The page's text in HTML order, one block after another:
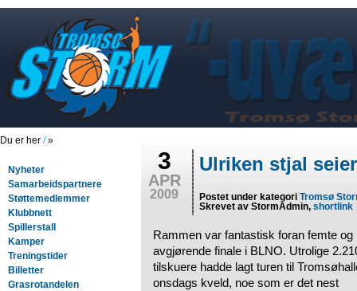
Du er her /»
Nyheter
Samarbeidspartnere
Støttemedlemmer
Klubbnett
Spillerstall
Kamper
Treningstider
Billetter
Grasrotandelen
3
APR
2009
Ulriken stjal
Postet under kategoriTromsø
Skrevet av StormAdmin,shortlink
Rammen var fantastisk foran femte og
avgjørende finale i BLNO. Utrolige
tilskuere hadde lagt turen til
onsdags kveld, noe som er det nest